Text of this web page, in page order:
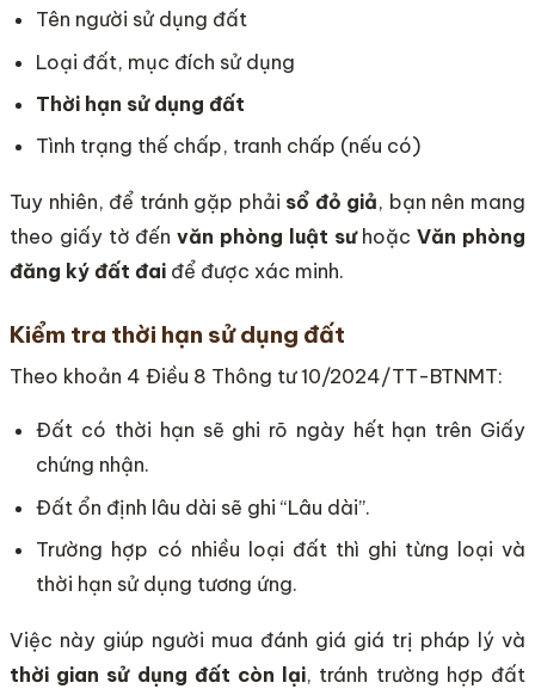
Tên người sử dụng đất
Loại đất, mục đích sử dụng
Thời hạn sử dụng đất
Tình trạng thế chấp, tranh chấp (nếu có)
Tuy nhiên, để tránh gặp phải sổ đỏ giả, bạn nên mang
theo giấy tờ đếnvăn phòng luật sưhoặcVăn phòng
đăng ký đất đai để được xác minh.
Kiểm tra thời hạn sử dụng đất
Theo khoản 4 Điều 8 Thông tư 10/2024/TT-BTNMT:
Đất có thời hạn sẽ ghi rõ ngày hết hạn trên Giấy
chứng nhận.
Đất ổn định lâu dài sẽ ghi “Lâu dài”.
Trường hợp có nhiều loại đất thì ghi từng loại và
thời hạn sử dụng tương ứng.
Việc này giúp người mua đánh giá giá trị pháp lý và
thời gian sử dụng đất còn lại, tránh trường hợp đất